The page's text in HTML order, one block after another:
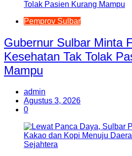
Pemprov Sulbar
Gubernur Sulbar Minta
Kesehatan Tak Tolak
Mampu
admin
Agustus 3, 2026
0